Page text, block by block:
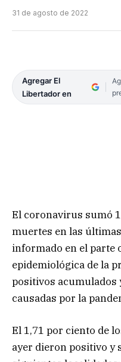
31 de agosto de 2022
Agregar El
Libertador en
El coronavirus sumó
muertes en las
informado en el parte
epidemiológica de la
positivos acumulados
causadas por la
El 1,71 por ciento de
ayer dieron positivo y